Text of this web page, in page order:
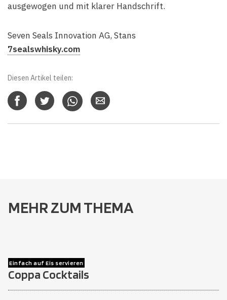
ausgewogen und mit klarer Handschrift.
Seven Seals Innovation AG, Stans
7sealswhisky.com
Diesen Artikel teilen:
MEHR ZUM THEMA
Einfach auf Eis servieren
Coppa Cocktails